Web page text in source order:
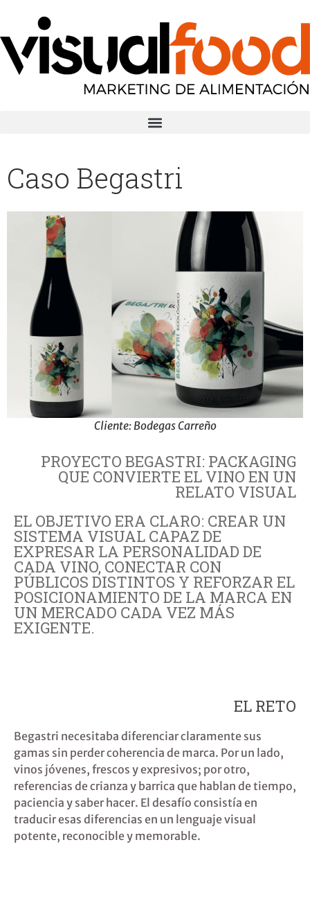
Caso Begastri
Cliente: Bodegas Carreño
PROYECTO BEGASTRI: PACKAGING
QUE CONVIERTE EL VINO EN UN
RELATO VISUAL
EL OBJETIVO ERA CLARO: CREAR UN
SISTEMA VISUAL CAPAZ DE
EXPRESAR LA PERSONALIDAD DE
CADA VINO, CONECTAR CON
PÚBLICOS DISTINTOS Y REFORZAR EL
POSICIONAMIENTO DE LA MARCA EN
UN MERCADO CADA VEZ MÁS
EXIGENTE.
EL RETO
Begastri necesitaba diferenciar claramente sus
gamas sin perder coherencia de marca. Por un lado,
vinos jóvenes, frescos y expresivos; por otro,
referencias de crianza y barrica que hablan de tiempo,
paciencia y saber hacer. El desafío consistía en
traducir esas diferencias en un lenguaje visual
potente, reconocible y memorable.